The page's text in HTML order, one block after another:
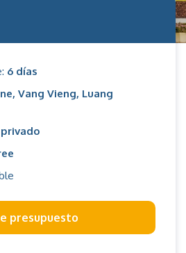
6 días
Vang Vieng, Luang
privado
presupuesto